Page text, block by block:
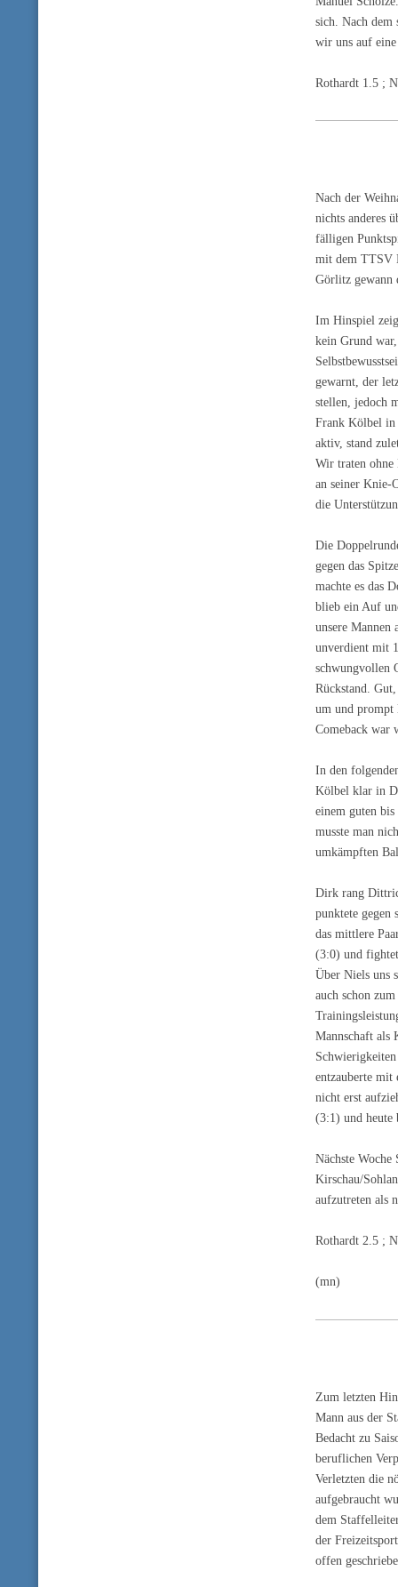
sich. Nach dem
wir uns auf
Rothardt 1.5 ;
Nach der
nichts anderes
fälligen
mit dem TTSV
Görlitz gewann
Im Hinspiel
kein Grund
gewarnt, der
stellen, jedoch
Frank Kölbel in
aktiv, stand
Wir traten ohne
an seiner Knie-
die
Die
gegen das
machte es das
blieb ein Auf
unsere Mannen
unverdient mit
schwungvollen
Rückstand.
um und prompt
Comeback war
In den
Kölbel klar in
einem guten
musste man
umkämpften
Dirk rang
punktete
das mittlere
(3:0) und
Über Niels uns
auch schon
Mannschaft als
entzauberte
nicht erst
(3:1) und heute
Nächste
Kirschau/
aufzutreten als
Rothardt 2.5 ;
(mn)
Zum letzten
Mann aus der
Bedacht zu
beruflichen
Verletzten die
aufgebraucht
dem
der
offen